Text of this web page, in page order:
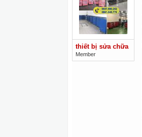
thiết bị sửa chữa
Member